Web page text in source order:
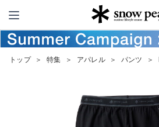
Snow Peak
トップ ＞ 特集 ＞ アパレル ＞ パンツ ＞